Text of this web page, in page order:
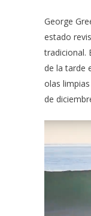
George
estado
tradicional.
de la tarde
olas
de